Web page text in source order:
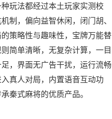
玩法都经过本土玩家实测校
制，偏向益智休闲，闭门胡、
策略性与趣味性，宝牌万能替
简单清晰，无复杂计算，一目
，界面无广告干扰，运行流畅
真人对局，内置语音互动功
秦式麻将的优质产品。